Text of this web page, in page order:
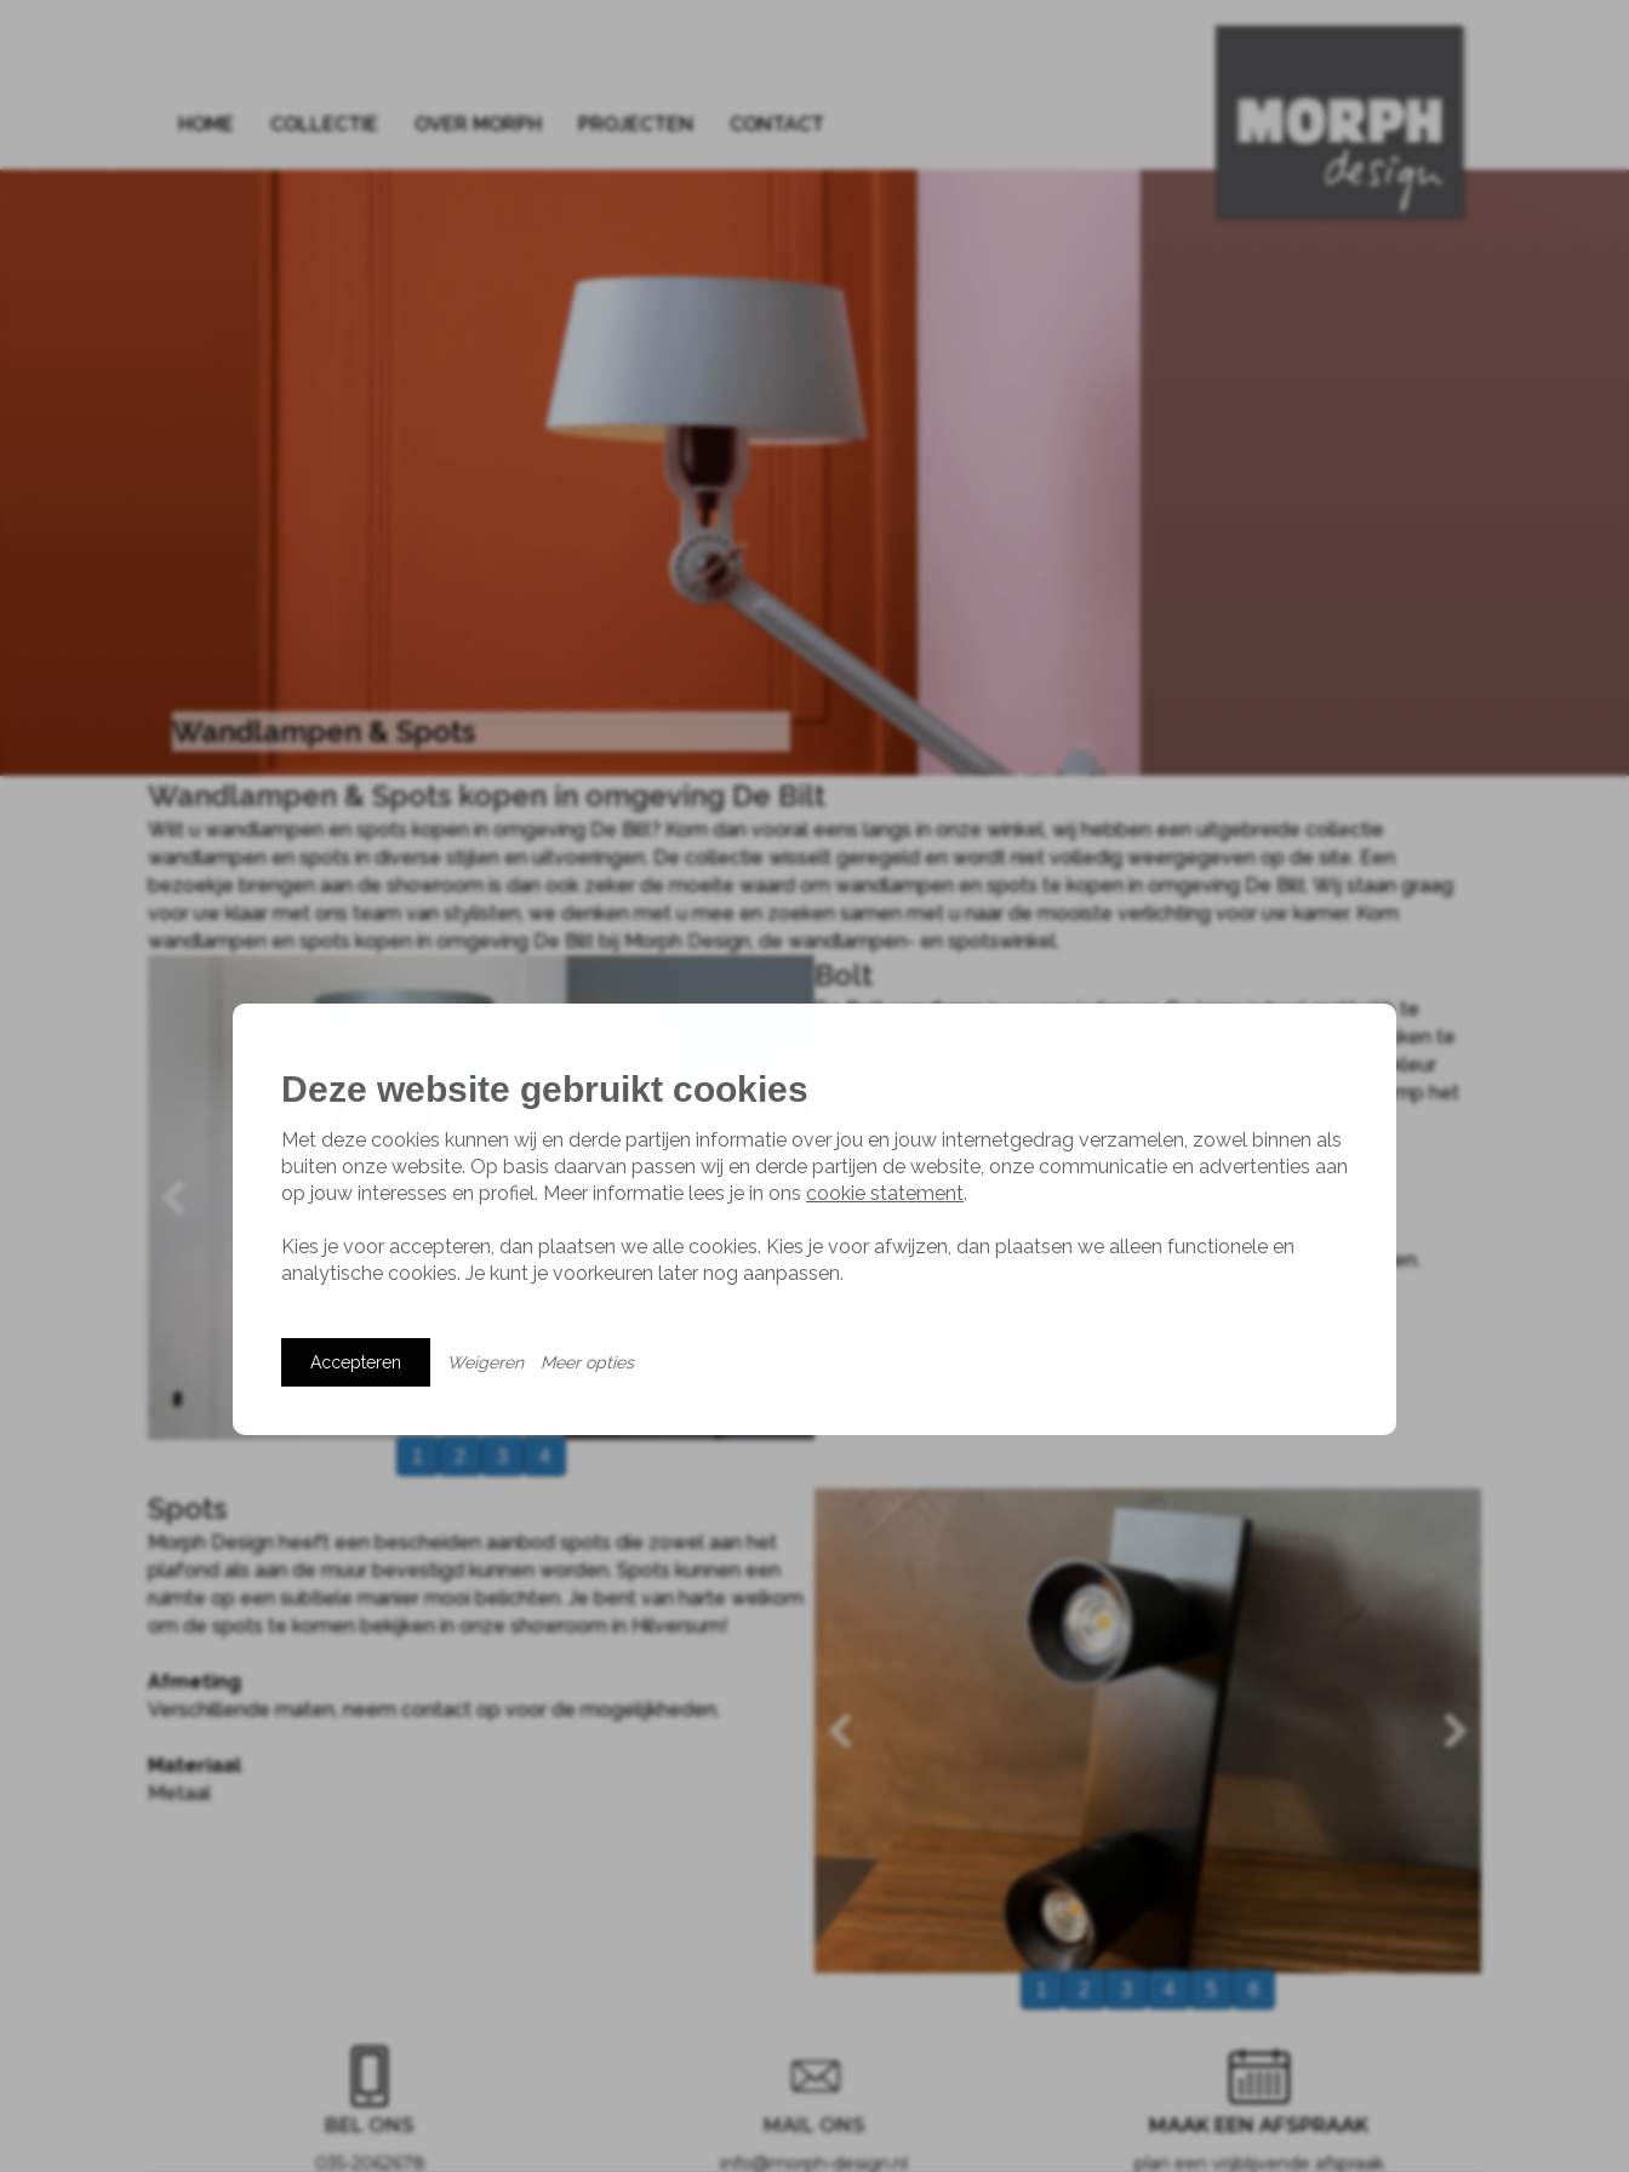
HOME COLLECTIE OVER MORPH PROJECTEN CONTACT
Wandlampen & Spots
Wandlampen & Spots kopen in omgeving De Bilt
Wilt u wandlampen en spots kopen in omgeving De Bilt? Kom dan vooral eens langs in onze winkel, wij hebben een uitgebreide collectie
wandlampen en spots in diverse stijlen en uitvoeringen. De collectie wisselt geregeld en wordt niet volledig weergegeven op de site. Een
bezoekje brengen aan de showroom is dan ook zeker de moeite waard om wandlampen en spots te kopen in omgeving De Bilt. Wij staan graag
voor uw klaar met ons team van stylisten, we denken met u mee en zoeken samen met u naar de mooiste verlichting voor uw kamer. Kom
wandlampen en spots kopen in omgeving De Bilt bij Morph Design, de wandlampen- en spotswinkel.
4
Bolt
De Bolt wandlamp is er voor iedereen. De lamp is heel makkelijk te
verstellen door middel van scharnieren die op verschillende plekken te
vinden zijn. Je kunt kiezen uit vele verschillende kleuren en elke kleur
heeft weer zijn eigen uitwerking op de ruimte. Daarnaast is de lamp het
Afmetingen
Mini: arm van 6 cm (kap van ø15 cm)
Meer opties beschikbaar, neem contact op voor de mogelijkheden.
Spots
Morph Design heeft een bescheiden aanbod spots die zowel aan het
plafond als aan de muur bevestigd kunnen worden. Spots kunnen een
ruimte op een subtiele manier mooi belichten. Je bent van harte welkom
om de spots te komen bekijken in onze showroom in Hilversum!
Afmeting
Verschillende maten, neem contact op voor de mogelijkheden.
Materiaal
Metaal
4 6
BEL ONS
035-2062678
MAIL ONS
info@morph-design.nl
MAAK EEN AFSPRAAK
plan een vrijblijvende afspraak
Deze website gebruikt cookies
Met deze cookies kunnen wij en derde partijen informatie over jou en jouw internetgedrag verzamelen, zowel binnen als
buiten onze website. Op basis daarvan passen wij en derde partijen de website, onze communicatie en advertenties aan
op jouw interesses en profiel. Meer informatie lees je in ons cookie statement.
Kies je voor accepteren, dan plaatsen we alle cookies. Kies je voor afwijzen, dan plaatsen we alleen functionele en
analytische cookies. Je kunt je voorkeuren later nog aanpassen.
Accepteren Weigeren Meer opties